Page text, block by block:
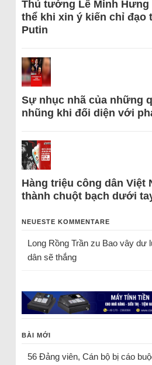
Thủ tướng Lê Minh Hưng
thể khi xin ý kiến chỉ đạo
Putin
Sự nhục nhã của những
nhũng khi đối diện với
Hàng triệu công dân Việt
thành chuột bạch dưới
NEUESTE KOMMENTARE
Long Rồng Trầnzu Bao vây dư
dân sẽ thắng
BÀI MỚI
56 Đảng viên, Cán bộ bị cáo